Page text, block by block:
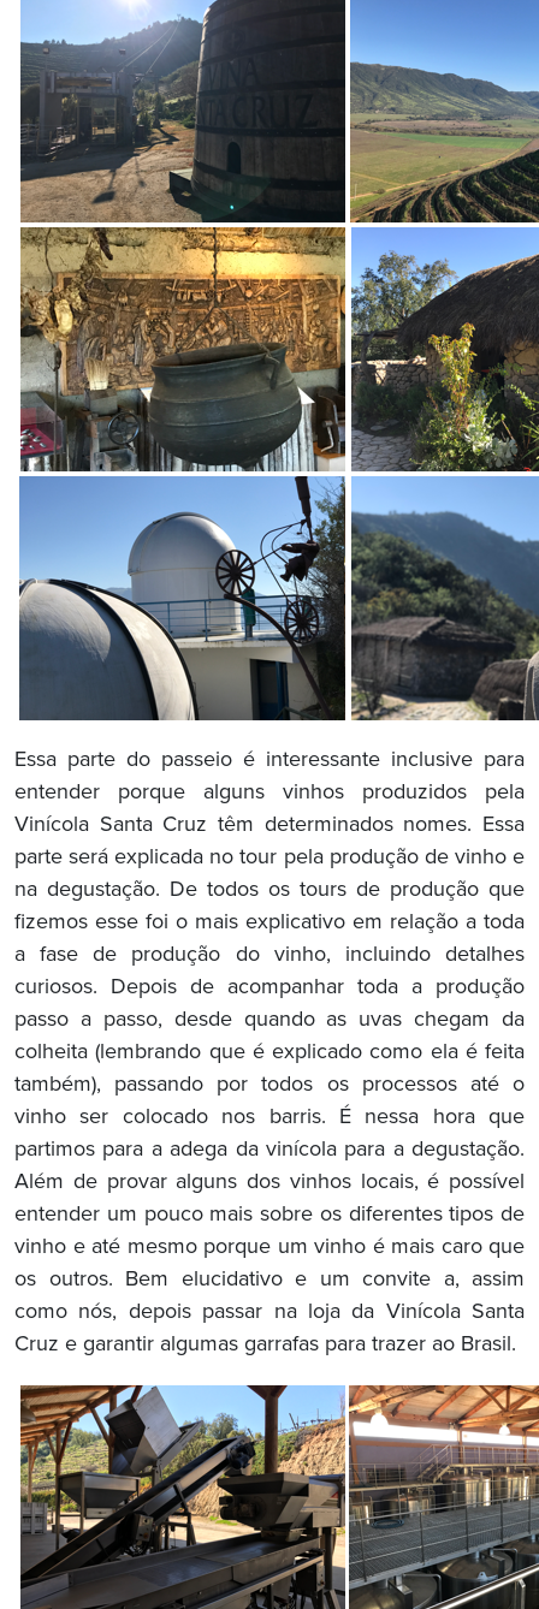
Essa parte do passeio é interessante inclusive para
entender porque alguns vinhos produzidos pela
Vinícola Santa Cruz têm determinados nomes. Essa
parte será explicada no tour pela produção de vinho e
na degustação. De todos os tours de produção que
fizemos esse foi o mais explicativo em relação a toda
a fase de produção do vinho, incluindo detalhes
curiosos. Depois de acompanhar toda a produção
passo a passo, desde quando as uvas chegam da
colheita (lembrando que é explicado como ela é feita
também), passando por todos os processos até o
vinho ser colocado nos barris. É nessa hora que
partimos para a adega da vinícola para a degustação.
Além de provar alguns dos vinhos locais, é possível
entender um pouco mais sobre os diferentes tipos de
vinho e até mesmo porque um vinho é mais caro que
os outros. Bem elucidativo e um convite a, assim
como nós, depois passar na loja da Vinícola Santa
Cruz e garantir algumas garrafas para trazer ao Brasil.